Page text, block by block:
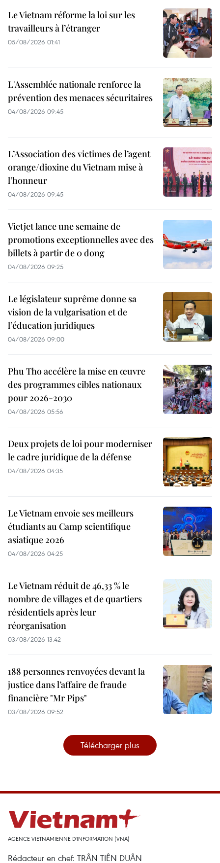
Le Vietnam réforme la loi sur les
travailleurs à l’étranger
05/08/2026 01:41
L'Assemblée nationale renforce la
prévention des menaces sécuritaires
04/08/2026 09:45
L’Association des victimes de l’agent
orange/dioxine du Vietnam mise à
l’honneur
04/08/2026 09:45
Vietjet lance une semaine de
promotions exceptionnelles avec des
billets à partir de 0 dong
04/08/2026 09:25
Le législateur suprême donne sa
vision de la vulgarisation et de
l’éducation juridiques
04/08/2026 09:00
Phu Tho accélère la mise en œuvre
des programmes cibles nationaux
pour 2026-2030
04/08/2026 05:56
Deux projets de loi pour moderniser
le cadre juridique de la défense
04/08/2026 04:35
Le Vietnam envoie ses meilleurs
étudiants au Camp scientifique
asiatique 2026
04/08/2026 04:25
Le Vietnam réduit de 46,33 % le
nombre de villages et de quartiers
résidentiels après leur
réorganisation
03/08/2026 13:42
188 personnes renvoyées devant la
justice dans l’affaire de fraude
financière "Mr Pips"
03/08/2026 09:52
Télécharger plus
AGENCE VIETNAMIENNE D'INFORMATION (VNA)
Rédacteur en chef: TRÂN TIÊN DUÂN